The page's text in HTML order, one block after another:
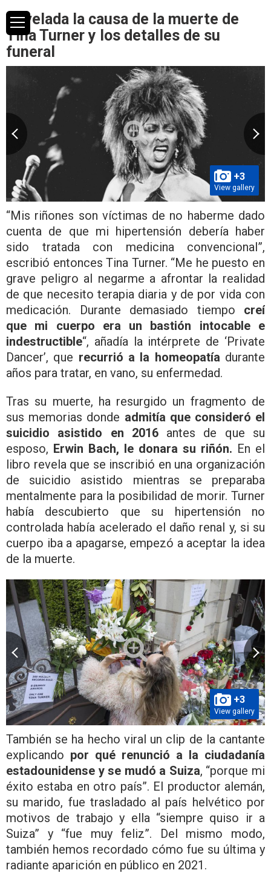
Revelada la causa de la muerte de
Tina Turner y los detalles de su
funeral
+3
View gallery
“Mis riñones son víctimas de no haberme dado
cuenta de que mi hipertensión debería haber
sido tratada con medicina convencional”,
escribió entonces Tina Turner. “Me he puesto en
grave peligro al negarme a afrontar la realidad
de que necesito terapia diaria y de por vida con
medicación. Durante demasiado tiempo creí
que mi cuerpo era un bastión intocable e
indestructible“, añadía la intérprete de ‘Private
Dancer’, que recurrió a la homeopatía durante
años para tratar, en vano, su enfermedad.
Tras su muerte, ha resurgido un fragmento de
sus memorias donde admitía que consideró el
suicidio asistido en 2016antes de que su
esposo, Erwin Bach, le donara su riñón. En el
libro revela que se inscribió en una organización
de suicidio asistido mientras se preparaba
mentalmente para la posibilidad de morir. Turner
había descubierto que su hipertensión no
controlada había acelerado el daño renal y, si su
cuerpo iba a apagarse, empezó a aceptar la idea
de la muerte.
+3
View gallery
También se ha hecho viral un clip de la cantante
explicando por qué renunció a la ciudadanía
estadounidense y se mudó a Suiza, “porque mi
éxito estaba en otro país”. El productor alemán,
su marido, fue trasladado al país helvético por
motivos de trabajo y ella “siempre quiso ir a
Suiza” y “fue muy feliz”. Del mismo modo,
también hemos recordado cómo fue su última y
radiante aparición en público en 2021.